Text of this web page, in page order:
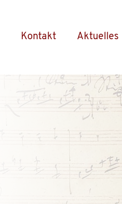
Kontakt Aktuelles